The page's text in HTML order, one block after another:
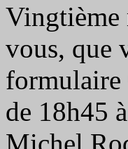
Vingtième
vous, que
formulaire
de 18h45
Michel